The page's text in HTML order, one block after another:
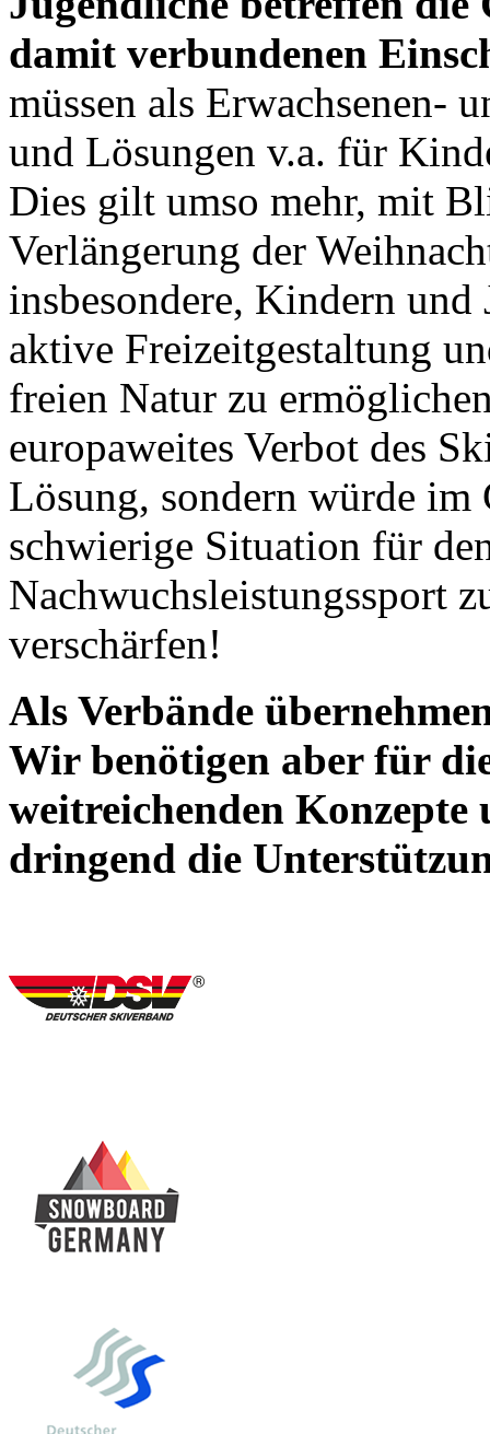
damit verbundenen
müssen als Erwachsenen-
und Lösungen v.a. für
Dies gilt umso mehr, mit
Verlängerung der
insbesondere, Kindern
aktive Freizeitgestaltung
freien Natur zu
europaweites Verbot des
Lösung, sondern würde im
schwierige Situation für
Nachwuchsleistungssport
verschärfen!
Als Verbände
Wir benötigen aber für
weitreichenden Konzepte
dringend die